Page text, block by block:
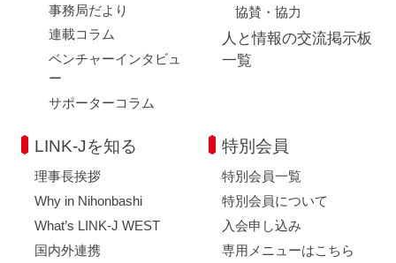
事務局だより
連載コラム
ベンチャーインタビュ
ー
サポーターコラム
協賛・協力
人と情報の交流掲示板
一覧
LINK-Jを知る
理事長挨拶
Why in Nihonbashi
What’s LINK-J WEST
国内外連携
特別会員
特別会員一覧
特別会員について
入会申し込み
専用メニューはこちら